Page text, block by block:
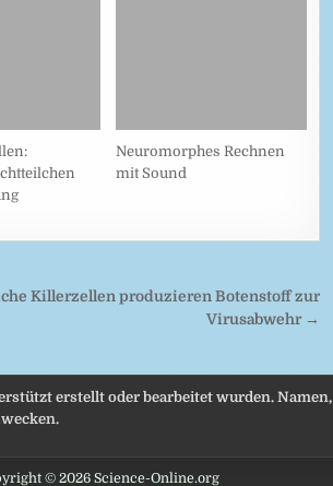
Neuromorphes Rechnen
mit Sound
Killerzellen produzieren Botenstoff zur
Virusabwehr →
erstellt oder bearbeitet wurden.
© 2026 Science-Online.org